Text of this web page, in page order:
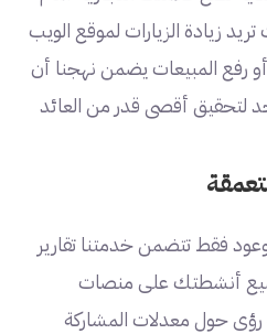
زيادة الزيارات لموقع الويب
رفع المبيعات يضمن نهجنا أن
لتحقيق أقصى قدر من العائد
فقط تتضمن خدمتنا تقارير
أنشطتك على منصات
رؤى حول معدلات المشاركة